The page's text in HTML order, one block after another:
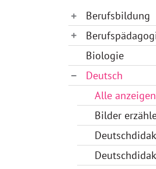
Berufsbildung
Biologie
Deutsch
Alle anzeigen
Bilder